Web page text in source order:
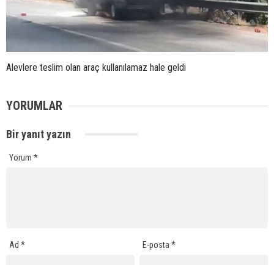
Alevlere teslim olan araç kullanılamaz hale geldi
YORUMLAR
Bir yanıt yazın
Yorum *
Ad * E-posta*